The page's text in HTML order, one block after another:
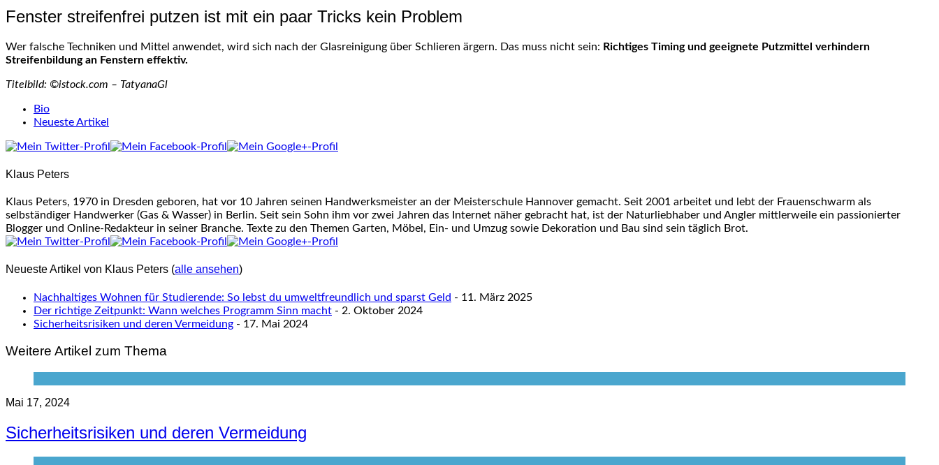
Fenster streifenfrei putzen ist mit ein paar Tricks kein Problem
Wer falsche Techniken und Mittel anwendet, wird sich nach der Glasreinigung über Schlieren ärgern. Das muss nicht sein: Richtiges Timing und geeignete Putzmittel verhindern
Streifenbildung an Fenstern effektiv.
Titelbild: ©istock.com – TatyanaGl
following
tabs
content
Bio
Neueste Artikel
Klaus Peters
Klaus Peters, 1970 in Dresden geboren, hat vor 10 Jahren seinen Handwerksmeister an der Meisterschule Hannover gemacht. Seit 2001 arbeitet und lebt der Frauenschwarm als
selbständiger Handwerker (Gas & Wasser) in Berlin. Seit sein Sohn ihm vor zwei Jahren das Internet näher gebracht hat, ist der Naturliebhaber und Angler mittlerweile ein passionierter
Blogger und Online-Redakteur in seiner Branche. Texte zu den Themen Garten, Möbel, Ein- und Umzug sowie Dekoration und Bau sind sein täglich Brot.
Neueste Artikel von Klaus Peters (alle ansehen)
Nachhaltiges Wohnen für Studierende: So lebst du umweltfreundlich und sparst Geld - 11. März 2025
Der richtige Zeitpunkt: Wann welches Programm Sinn macht - 2. Oktober 2024
Sicherheitsrisiken und deren Vermeidung - 17. Mai 2024
Weitere Artikel zum Thema
Mai 17, 2024
Sicherheitsrisiken und deren Vermeidung